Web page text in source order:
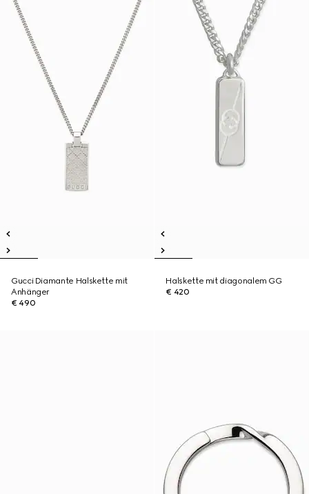
Gucci Diamante Halskette mit
Anhänger
€ 490
Halskette mit diagonalem GG
€ 420